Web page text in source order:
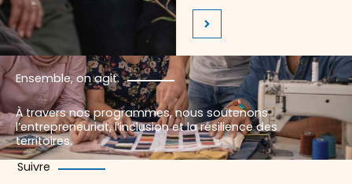
Ensemble, on agit.
À travers nos programmes, nous soutenons
l’entrepreneuriat, l’inclusion et la résilience des
territoires.
Suivre